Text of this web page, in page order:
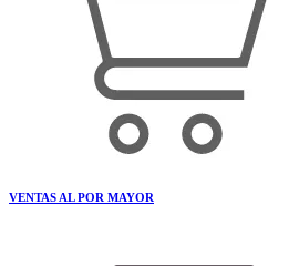
VENTAS AL POR MAYOR